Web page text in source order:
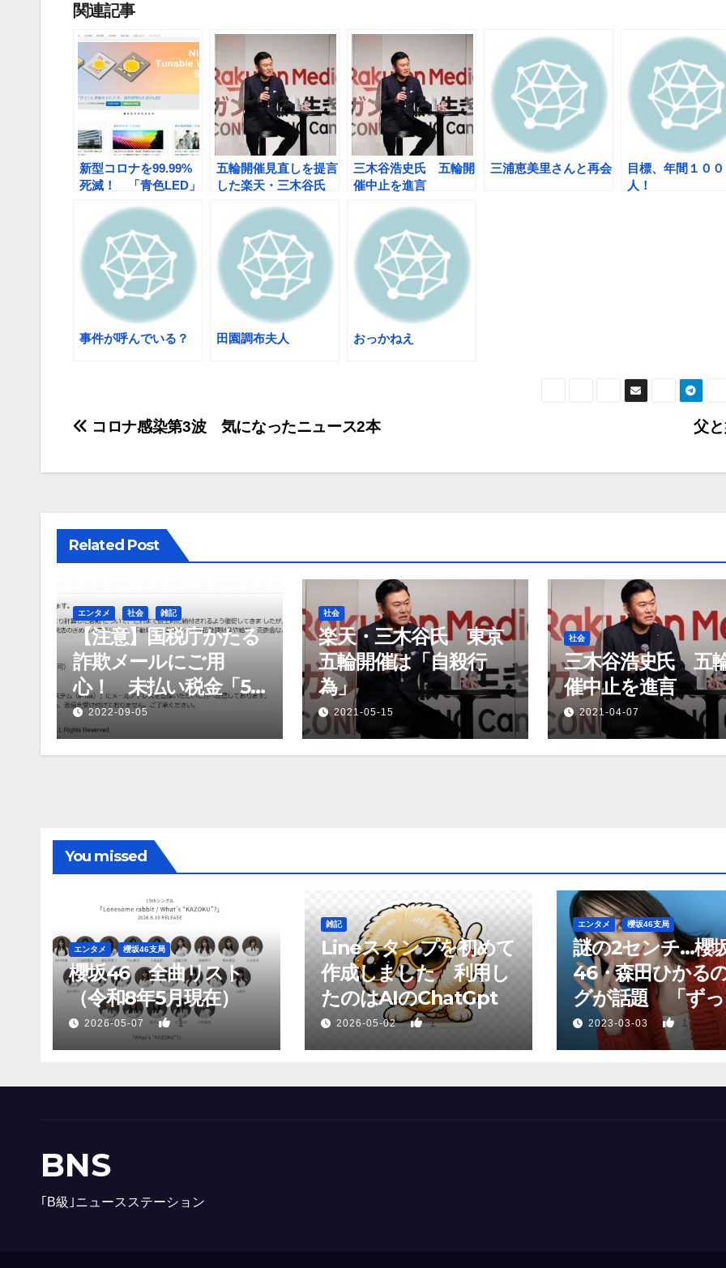
関連記事
新型コロナを99.99%
死滅！ 「青色LED」
五輪開催見直しを提言
した楽天・三木谷氏
と暴露
三木谷浩史氏 五輪開
催中止を進言
三浦恵美里さんと再会
目標、年間１０
人！
事件が呼んでいる？ 田園調布夫人 おっかねえ
投
稿
ビ
ゲ
ー
シ
ョ
ン
父
コロナ感染第3波 気になったニュース2本
Related Post
エンタメ 社会 雑記
【注意】国税庁かたる
詐欺メールにご用
心！ 未払い税金「5
万円」を架空請求して
きた
2022-09-05
社会
楽天・三木谷氏 東京
五輪開催は「自殺行
為」
2021-05-15
社会
三木谷浩史氏 五
催中止を進言
2021-04-07
You missed
エンタメ 櫻坂46支局
櫻坂46 全曲リスト
（令和8年5月現在）
2026-05-07 1
雑記
Lineスタンプを初めて
作成しました 利用し
たのはAIのChatGpt
2026-05-02 1
エンタメ 櫻坂46支局
謎の2センチ…櫻
46・森田ひかる
グが話題 「ず
っていた、あれ
2023-03-03 1
BNS
｢B級｣ニュースステーション